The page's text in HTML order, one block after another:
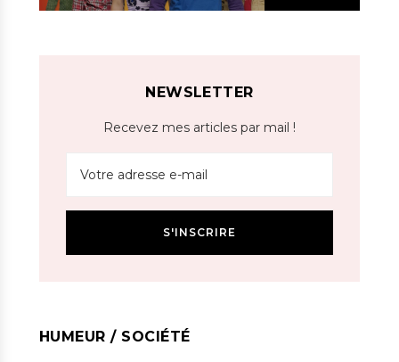
NEWSLETTER
Recevez mes articles par mail !
HUMEUR / SOCIÉTÉ